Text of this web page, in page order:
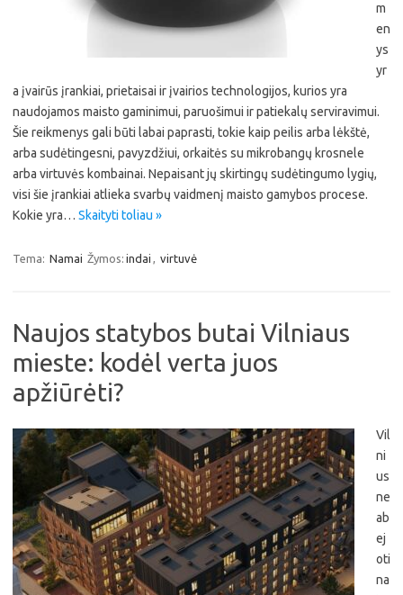
m
en
ys
yr
a įvairūs įrankiai, prietaisai ir įvairios technologijos, kurios yra
naudojamos maisto gaminimui, paruošimui ir patiekalų serviravimui.
Šie reikmenys gali būti labai paprasti, tokie kaip peilis arba lėkštė,
arba sudėtingesni, pavyzdžiui, orkaitės su mikrobangų krosnele
arba virtuvės kombainai. Nepaisant jų skirtingų sudėtingumo lygių,
visi šie įrankiai atlieka svarbų vaidmenį maisto gamybos procese.
Kokie yra… Skaityti toliau »
Tema: Namai Žymos: indai , virtuvė
Naujos statybos butai Vilniaus
mieste: kodėl verta juos
apžiūrėti?
Vil
ni
us
ne
ab
ej
oti
na